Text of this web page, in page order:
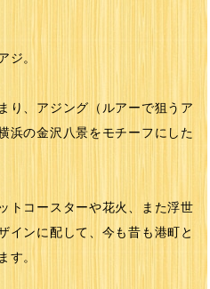
ジ。
り、アジング（ルアーで狙うア
浜の金沢八景をモチーフにした
トコースターや花火、また浮世
インに配して、今も昔も港町と
す。